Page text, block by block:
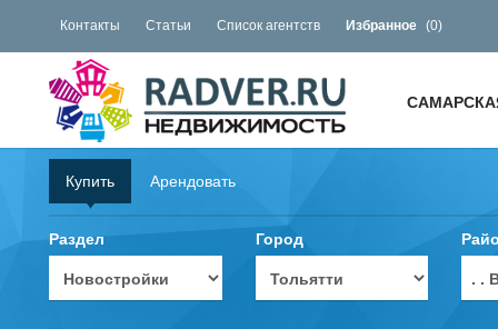
Контакты Статьи Список агентств Избранное (0)
Купить Арендовать
Раздел Город
. .